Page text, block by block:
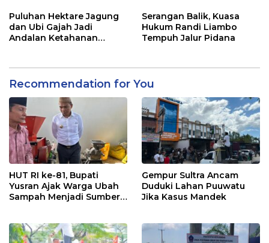
Puluhan Hektare Jagung
dan Ubi Gajah Jadi
Andalan Ketahanan
Serangan Balik, Kuasa
Hukum Randi Liambo
Tempuh Jalur Pidana
Recommendation for You
HUT RI ke-81, Bupati
Yusran Ajak Warga Ubah
Sampah Menjadi Sumber
Gempur Sultra Ancam
Duduki Lahan Puuwatu
Jika Kasus Mandek